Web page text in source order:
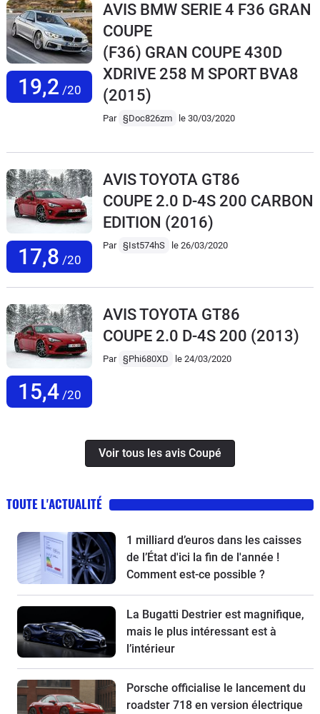
19,2 /20
AVIS BMW SERIE 4 F36 GRAN
COUPE
(F36) GRAN COUPE 430D
XDRIVE 258 M SPORT BVA8
(2015)
Par §Doc826zm le 30/03/2020
17,8 /20
AVIS TOYOTA GT86
COUPE 2.0 D-4S 200 CARBON
EDITION (2016)
Par §Ist574hS le 26/03/2020
15,4/20
AVIS TOYOTA GT86
COUPE 2.0 D-4S 200 (2013)
Par §Phi680XD le 24/03/2020
Voir tous les avis Coupé
TOUTE L'ACTUALITÉ
1 milliard d’euros dans les caisses
de l’État d'ici la fin de l'année !
Comment est-ce possible ?
La Bugatti Destrier est magnifique,
mais le plus intéressant est à
l’intérieur
Porsche officialise le lancement du
roadster 718 en version électrique